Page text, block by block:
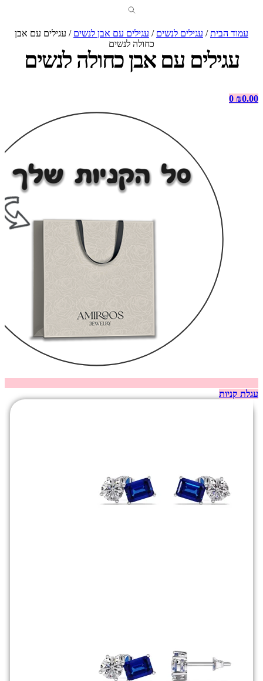
עמוד הבית/ עגילים לנשים / עגילים עם אבן לנשים / עגילים עם אבן
כחולה לנשים
עגילים עם אבן כחולה לנשים
₪0.00
0
עגלת קניות